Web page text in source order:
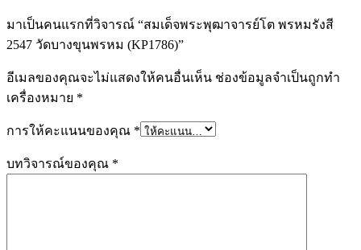
มาเป็นคนแรกที่วิจารณ์ “สมเด็จพระพุฒาจารย์โต พรหมรังสี
2547 วัดบางขุนพรหม (KP1786)”
อีเมลของคุณจะไม่แสดงให้คนอื่นเห็น ช่องข้อมูลจำเป็นถูกทำ
เครื่องหมาย *
การให้คะแนนของคุณ *
บทวิจารณ์ของคุณ *